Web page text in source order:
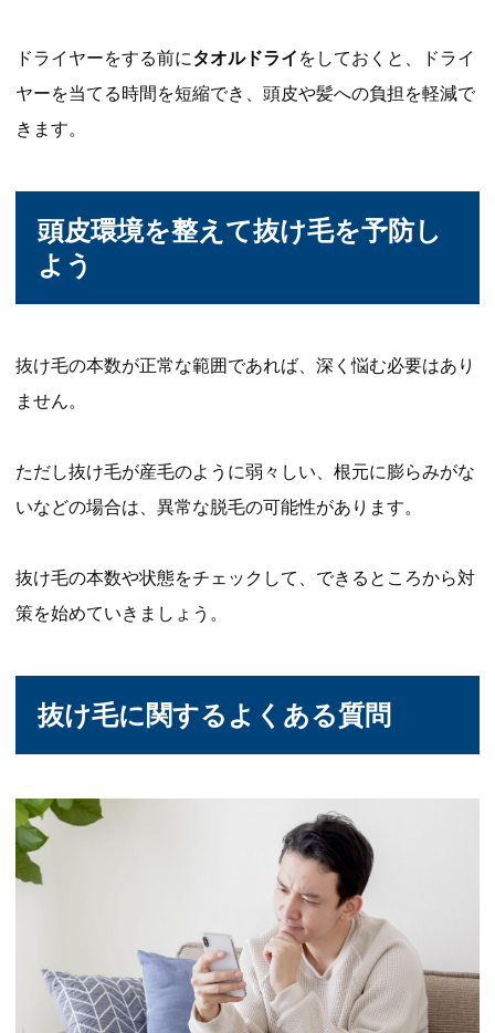
ドライヤーをする前にタオルドライ をしておくと、ドライ
ヤーを当てる時間を短縮でき、頭皮や髪への負担を軽減で
きます。
頭皮環境を整えて抜け毛を予防し
よう
抜け毛の本数が正常な範囲であれば、深く悩む必要はあり
ません。
ただし抜け毛が産毛のように弱々しい、根元に膨らみがな
いなどの場合は、異常な脱毛の可能性があります。
抜け毛の本数や状態をチェックして、できるところから対
策を始めていきましょう。
抜け毛に関するよくある質問